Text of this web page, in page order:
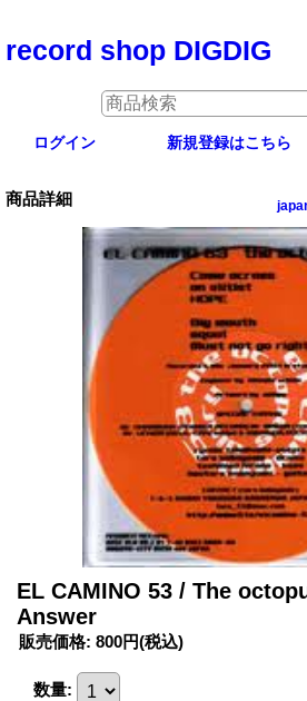
record shop DIGDIG
ログイン 新規登録はこちら
商品詳細
EL CAMINO 53 / The
Answer
販売価格: 800円(税込)
数量: